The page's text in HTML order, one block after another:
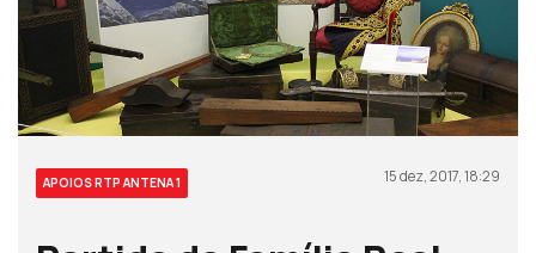
APOIOS RTP ANTENA 1 15 dez, 2017, 18:29